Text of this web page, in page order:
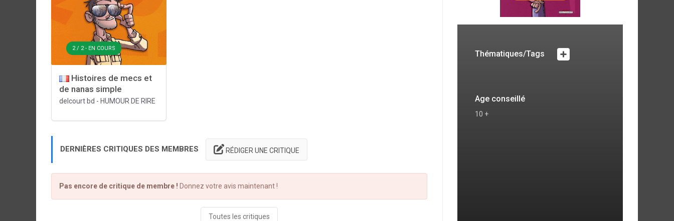
2 / 2 - EN COURS
Histoires de mecs et
de nanas simple
delcourt bd - HUMOUR DE RIRE
DERNIÈRES CRITIQUES DES MEMBRES RÉDIGER UNE CRITIQUE
Pas encore de critique de membre ! Donnez votre avis maintenant !
Toutes les critiques
Thématiques/Tags
Age conseillé
10 +